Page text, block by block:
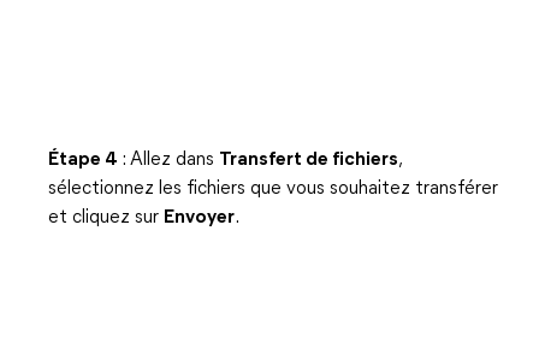
Étape 4 : Allez dans Transfert de fichiers,
sélectionnez les fichiers que vous souhaitez transférer
et cliquez sur Envoyer.